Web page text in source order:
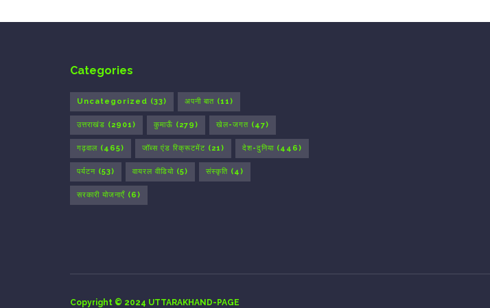
Categories
Uncategorized (33) अपनी बात (11)
उत्तराखंड (2901) कुमाऊँ (279) खेल-जगत (47)
गढ़वाल (465) जॉब्स एंड रिक्रूटमेंट (21) देश-दुनिया (446)
पर्यटन (53) वायरल वीडियो (5) संस्कृति (4)
सरकारी योजनाएँ (6)
Copyright © 2024 UTTARAKHAND-PAGE